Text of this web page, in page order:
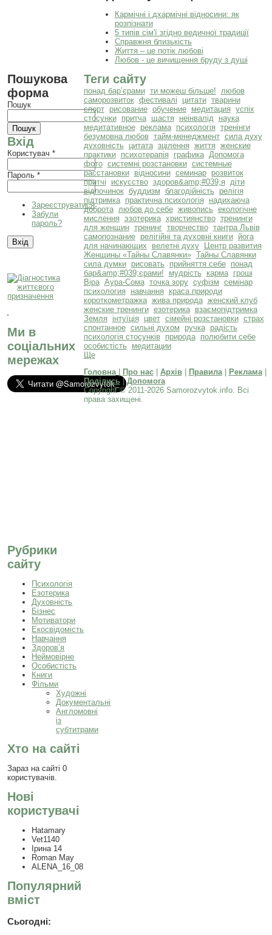
Кармічні і дхармічні відносини: як
розпізнати
5 типів сім'ї згідно ведичної традиції
Справжня близькість
Життя – це потік любові
Любов - це вичищення бруду з душі
Пошукова
форма
Пошук
Вхід
Користувач*
Пароль*
Зареєструватися
Забули
пароль?
Ми в
соціальних
мережах
Рубрики
сайту
Психологія
Езотерика
Духовність
Бізнес
Мотиватори
Екосвідомість
Навчання
Здоров’я
Неймовірне
Особистість
Книги
Фільми
Художні
Документальні
Англомовні
із
субтитрами
Хто на сайті
Зараз на сайті 0
користувачів.
Нові
користувачі
Hatamary
Vet1140
Ірина 14
Roman May
ALENA_16_08
Популярний
вміст
Сьогодні:
Теги сайту
понад бар’єрами ти можеш більше!
любов
саморозвиток фестивалі цитати тварини
спорт
рисование обучение медитация успіх
стосунки
притча щастя неінвалід
наука
медитативное
реклама психологія тренінги
безумовна любов тайм-менеджмент сила духу
духовність
цитата зцілення життя женские
практики
психотерапія графика
Допомога
фото системні розстановки системные
расстановки
відносини семинар
розвиток
притчі
искусство здоров&amp;#039;я
діти
відпочинок буддизм благодійність
релігія
підтримка
практична психологія
надихаюча
доброта
любов до себе живопись екологічне
мислення эзотерика християнство тренинги
для женщин тренинг творчество тантра Львів
самопознание
релігійні та духовні книги
йога
для начинающих
велетні духу
Центр развития
Женщины «Тайны Славянки» Тайны Славянки
сила думки
рисовать прийняття себе
понад
бар&amp;#039;єрами!
мудрість карма
гроші
Віра Аура-Сома точка зору суфізм семінар
психология
навчання
краса природи
короткометражка жива природа женский клуб
женские тренинги езотерика
взаємопідтримка
Земля
інтуїція цвет сімейні розстановки страх
спонтанное сильні духом ручка
радість
психологія стосунків
природа
полюбити себе
особистість
медитации
Ще
Головна| Про нас| Архів| Правила| Реклама|
Поділись|Допомога
Copyright © 2011-2026 Samorozvytok.info. Всі
права захищені.